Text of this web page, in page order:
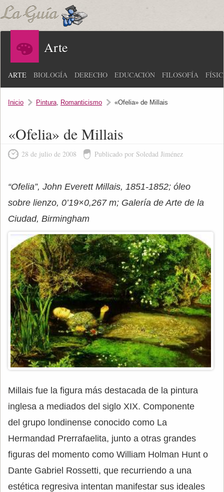
Arte
ARTE BIOLOGÍA DERECHO EDUCACIÓN FILOSOFÍA
Inicio Pintura, Romanticismo «Ofelia» de Millais
«Ofelia» de Millais
28 de julio de 2008 Publicado por Soledad Jiménez
“Ofelia”, John Everett Millais, 1851-1852; óleo
sobre lienzo, 0’19×0,267 m; Galería de Arte de la
Ciudad, Birmingham
Millais fue la figura más destacada de la pintura
inglesa a mediados del siglo XIX. Componente
del grupo londinense conocido como La
Hermandad Prerrafaelita, junto a otras grandes
figuras del momento como William Holman Hunt o
Dante Gabriel Rossetti, que recurriendo a una
estética regresiva intentan manifestar sus ideales